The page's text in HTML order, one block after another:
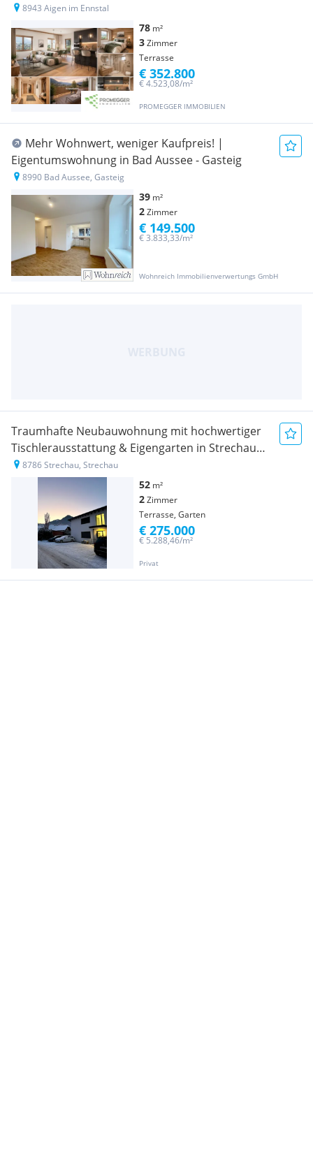
8943 Aigen im Ennstal
78 m²
3Zimmer
Terrasse
PROMEGGER IMMOBILIEN
€ 4.523,08/m²
€ 352.800
Mehr Wohnwert, weniger Kaufpreis! |
Eigentumswohnung in Bad Aussee - Gasteig
8990 Bad Aussee, Gasteig
39 m²
2Zimmer
Wohnreich Immobilienverwertungs GmbH
€ 3.833,33/m²
€ 149.500
Traumhafte Neubauwohnung mit hochwertiger
Tischlerausstattung & Eigengarten in Strechau
bei Rottenmann
8786 Strechau, Strechau
52 m²
2Zimmer
Terrasse, Garten
Privat
€ 5.288,46/m²
€ 275.000